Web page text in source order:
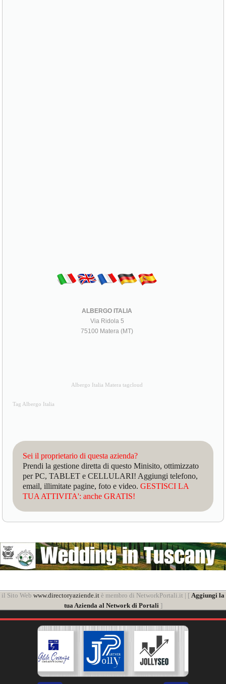
ALBERGO ITALIA
Via Ridola 5
75100 Matera (MT)
Albergo Italia Matera tagcloud
Tag Albergo Italia
Sei il proprietario di questa azienda?
Prendi la gestione diretta di questo Minisito, ottimizzato
per PC, TABLET e CELLULARI! Aggiungi telefono,
email, illimitate pagine, foto e video.GESTISCI LA
TUA ATTIVITA': anche GRATIS!
il Sito Web www.directoryaziende.it è membro di NetworkPortali.it | [ Aggiungi la
tua Azienda al Network di Portali]